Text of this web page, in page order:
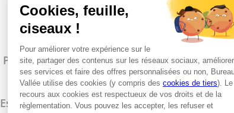
Les questions les plus
Proposez-vous un service d'impression à
Est-il possible de faire des photocopies en